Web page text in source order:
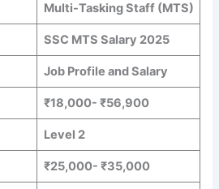
Multi-Tasking Staff (MTS)
SSC MTS Salary 2025
Job Profile and Salary
₹18,000- ₹56,900
Level 2
₹25,000- ₹35,000